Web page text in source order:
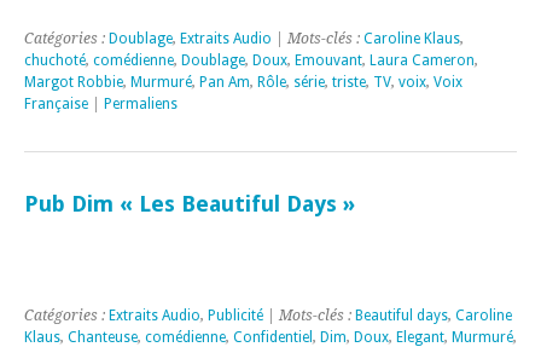
Catégories : Doublage, Extraits Audio | Mots-clés : Caroline Klaus,
chuchoté, comédienne, Doublage, Doux, Emouvant, Laura Cameron,
Margot Robbie, Murmuré, Pan Am, Rôle, série, triste, TV, voix, Voix
Française
Permaliens
Pub Dim « Les Beautiful Days »
Catégories : Extraits Audio, Publicité | Mots-clés : Beautiful days, Caroline
Klaus, Chanteuse, comédienne, Confidentiel , Dim, Doux, Elegant, Murmuré,